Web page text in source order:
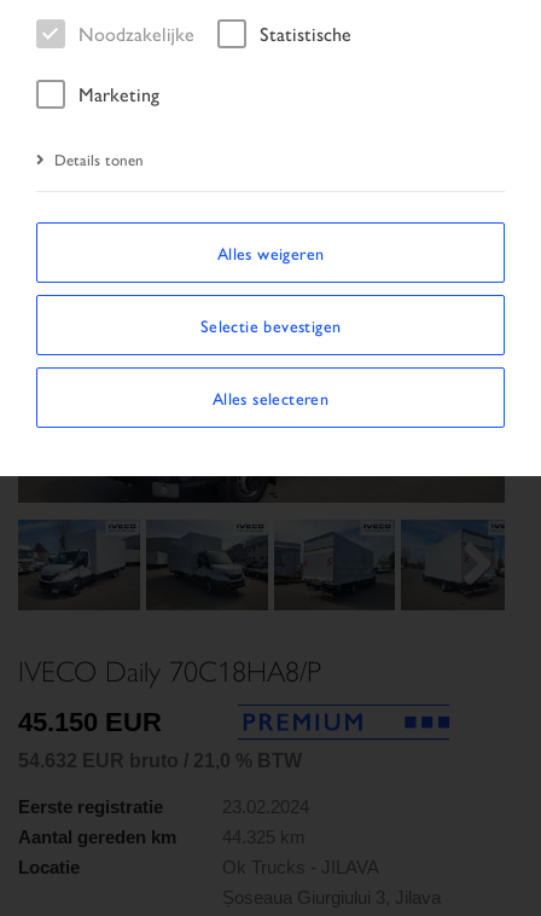
Home
Next
IVECO Daily 70C18HA8/P
45.150 EUR
54.632 EUR bruto / 21,0 % BTW
Eerste registratie
23.02.2024
Aantal gereden km
44.325 km
Locatie
Ok Trucks - JILAVA
Șoseaua Giurgiului 3, Jilava
Noodzakelijke Statistische
Marketing
Details tonen
Alles weigeren
Selectie bevestigen
Alles selecteren